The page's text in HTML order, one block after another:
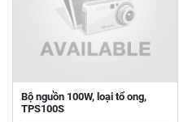
Bộ nguồn 100W, loại tổ ong,
TPS100S